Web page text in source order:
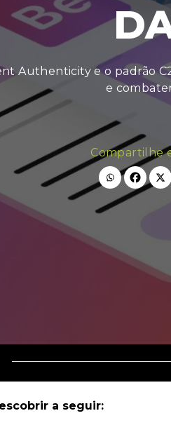
Authenticity e o padrão
e
Compartilhe
a seguir: